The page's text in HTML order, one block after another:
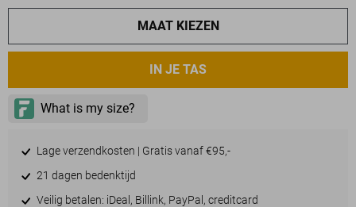
MAAT KIEZEN
IN JE TAS
Lage verzendkosten | Gratis vanaf €95,-
21 dagen bedenktijd
Veilig betalen: iDeal, Billink, PayPal, creditcard